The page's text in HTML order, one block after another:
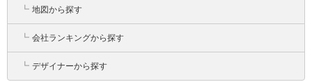
┗ 地図から探す
┗ 会社ランキングから探す
┗ デザイナーから探す